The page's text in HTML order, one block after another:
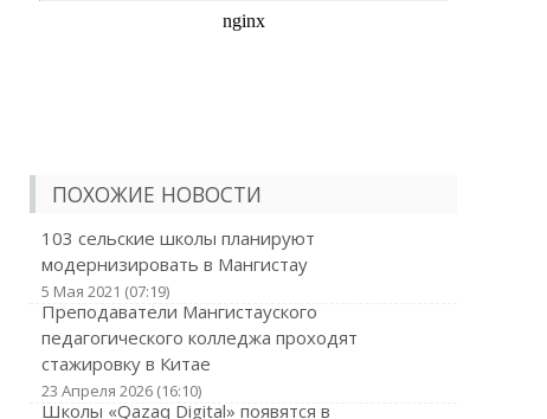
ПОХОЖИЕ НОВОСТИ
103 сельские школы планируют
модернизировать в Мангистау
5 Мая 2021 (07:19)
Преподаватели Мангистауского
педагогического колледжа проходят
стажировку в Китае
23 Апреля 2026 (16:10)
Школы «Qazaq Digital» появятся в